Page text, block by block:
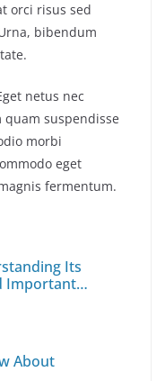
orci risus sed
bibendum
netus nec
suspendisse
morbi
eget
fermentum.
Its
Important
About